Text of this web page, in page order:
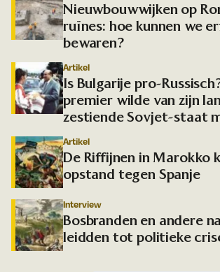
Nieuwbouwwijken op
ruïnes: hoe kunnen we
bewaren?
Artikel
Is Bulgarije pro-
premier wilde van zijn
zestiende Sovjet-staat
Artikel
De Riffijnen in Marokko
opstand tegen Spanje
Interview
Bosbranden en andere
leidden tot politieke